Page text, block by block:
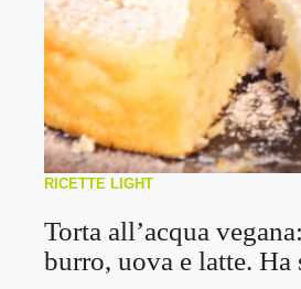
RICETTE LIGHT
Torta all’acqua
burro, uova e latte. Ha